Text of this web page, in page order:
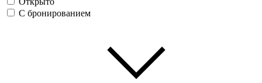
С бронированием